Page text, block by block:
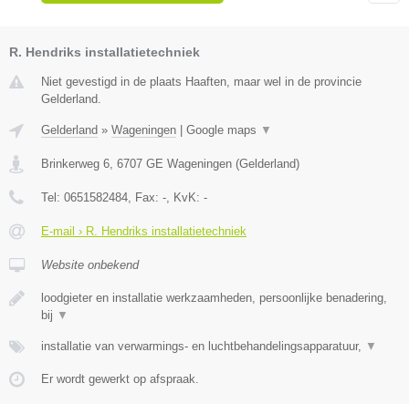
R. Hendriks installatietechniek
Niet gevestigd in de plaats Haaften, maar wel in de provincie
Gelderland.
Gelderland » Wageningen Google maps ▼
Brinkerweg 6 6707 GE Wageningen (Gelderland)
Tel: 0651582484 , Fax: - , KvK: -
E-mail › R. Hendriks installatietechniek
Website onbekend
loodgieter en installatie werkzaamheden, persoonlijke benadering,
bij ▼
installatie van verwarmings- en luchtbehandelingsapparatuur, ▼
Er wordt gewerkt op afspraak.